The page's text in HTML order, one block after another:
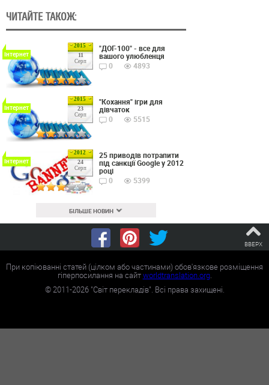
ЧИТАЙТЕ ТАКОЖ:
2015
11
Серп
Інтернет
"ДОГ-100" - все для
вашого улюбленця
0
4893
2015
23
Серп
Інтернет
"Кохання" ігри для
дівчаток
0
5515
2012
24
Серп
Інтернет
25 приводів потрапити
під санкції Google у 2012
році
0
5399
БІЛЬШЕ НОВИН
ВВЕРХ
При копіюванні статей (цілком або частинами) обов'язкове розміщення
гіперпосилання на сайтworldtranslation.org.
©2011-2026"Світ перекладів". Всі права захищені.